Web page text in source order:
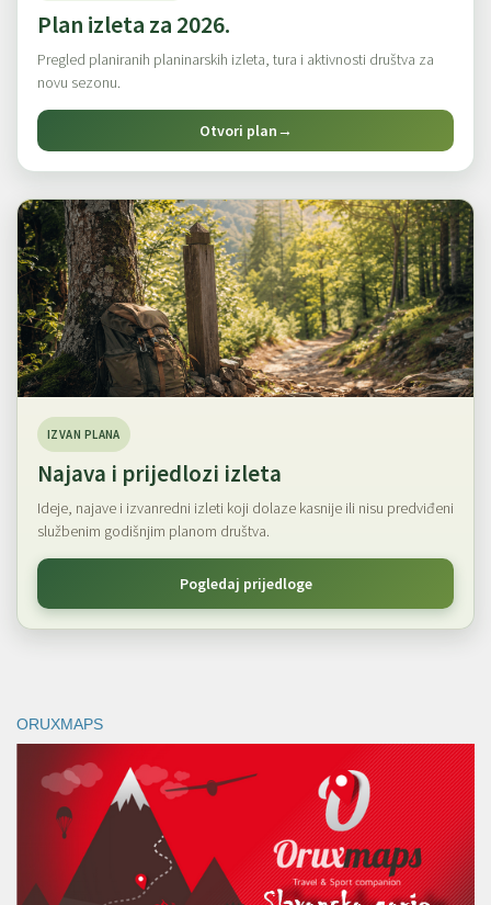
Plan izleta za 2026.
Pregled planiranih planinarskih izleta, tura i aktivnosti društva za
novu sezonu.
Otvori plan→
IZVAN PLANA
Najava i prijedlozi izleta
Ideje, najave i izvanredni izleti koji dolaze kasnije ili nisu predviđeni
službenim godišnjim planom društva.
Pogledaj prijedloge
ORUXMAPS